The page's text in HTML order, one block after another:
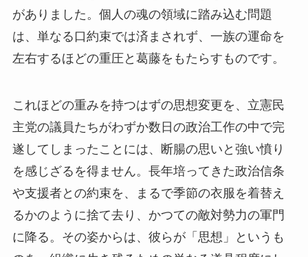
がありました。個人の魂の領域に踏み込む問題
は、単なる口約束では済まされず、一族の運命を
左右するほどの重圧と葛藤をもたらすものです。
これほどの重みを持つはずの思想変更を、立憲民
主党の議員たちがわずか数日の政治工作の中で完
遂してしまったことには、断腸の思いと強い憤り
を感じざるを得ません。長年培ってきた政治信条
や支援者との約束を、まるで季節の衣服を着替え
るかのように捨て去り、かつての敵対勢力の軍門
に降る。その姿からは、彼らが「思想」というも